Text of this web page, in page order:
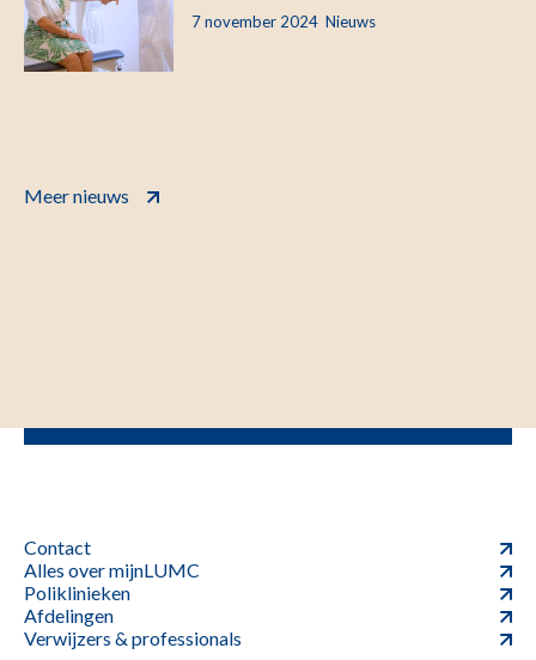
7 november 2024 Nieuws
Meer nieuws
Contact
Alles over mijnLUMC
Poliklinieken
Afdelingen
Verwijzers & professionals